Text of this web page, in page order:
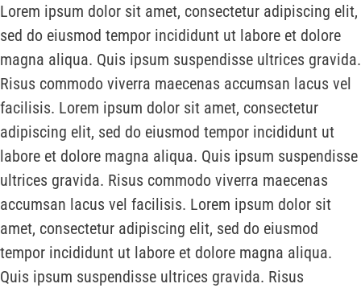
Lorem ipsum dolor sit amet, consectetur adipiscing elit,
sed do eiusmod tempor incididunt ut labore et dolore
magna aliqua. Quis ipsum suspendisse ultrices gravida.
Risus commodo viverra maecenas accumsan lacus vel
facilisis. Lorem ipsum dolor sit amet, consectetur
adipiscing elit, sed do eiusmod tempor incididunt ut
labore et dolore magna aliqua. Quis ipsum suspendisse
ultrices gravida. Risus commodo viverra maecenas
accumsan lacus vel facilisis. Lorem ipsum dolor sit
amet, consectetur adipiscing elit, sed do eiusmod
tempor incididunt ut labore et dolore magna aliqua.
Quis ipsum suspendisse ultrices gravida. Risus